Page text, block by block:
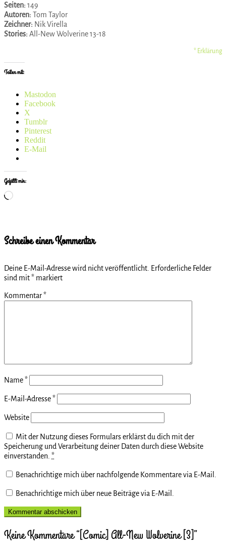
Seiten: 149
Autoren: Tom Taylor
Zeichner: Nik Virella
Stories: All-New Wolverine 13-18
* Erklärung
Teilen mit:
Mastodon
Facebook
X
Tumblr
Pinterest
Reddit
E-Mail
Gefällt mir:
Wird
Schreibe einen Kommentar
Deine E-Mail-Adresse wird nicht veröffentlicht. Erforderliche Felder
sind mit* markiert
Kommentar*
Name*
E-Mail-Adresse*
Website
Mit der Nutzung dieses Formulars erklärst du dich mit der
Speicherung und Verarbeitung deiner Daten durch diese Website
einverstanden. *
Benachrichtige mich über nachfolgende Kommentare via E-Mail.
Benachrichtige mich über neue Beiträge via E-Mail.
Keine Kommentare “[Comic] All-New Wolverine [3]”